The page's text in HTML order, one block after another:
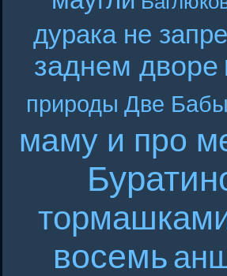
дурака не
заднем дворе
природы Две
маму и про
восемь